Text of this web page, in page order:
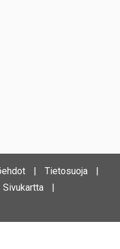
| Tietosuoja
|
Sivukartta
|